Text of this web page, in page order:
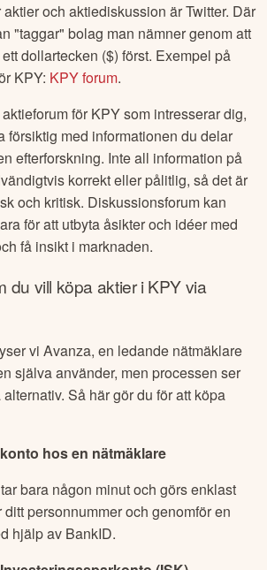
och aktiediskussion är Twitter. Där
"taggar" bolag man nämner genom att
dollartecken ($) först. Exempel på
KPY: KPYforum.
för KPYsom intresserar dig,
försiktig med informationen du delar
efterforskning. Inte all information på
korrekt eller pålitlig, så det är
och kritisk. Diskussionsforum kan
för att utbyta åsikter och idéer med
få insikt i marknaden.
du vill köpa aktier iKPYvia
vi Avanza, en ledande nätmäklare
själva använder, men processen ser
Så här gör du för att köpa
hos en nätmäklare
bara någon minut och görs enklast
personnummer och genomför en
hjälp av BankID.